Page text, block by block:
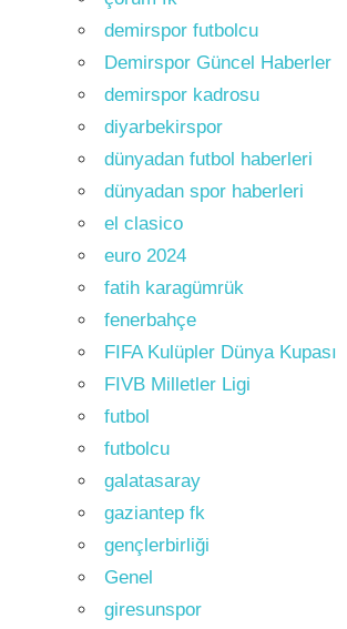
demirspor futbolcu
Demirspor Güncel Haberler
demirspor kadrosu
diyarbekirspor
dünyadan futbol haberleri
dünyadan spor haberleri
el clasico
euro 2024
fatih karagümrük
fenerbahçe
FIFA Kulüpler Dünya Kupası
FIVB Milletler Ligi
futbol
futbolcu
galatasaray
gaziantep fk
gençlerbirliği
Genel
giresunspor